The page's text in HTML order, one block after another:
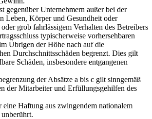
gegenüber Unternehmern außer bei der
Leben, Körper und Gesundheit oder
grob fahrlässigem Verhalten des Betreibers
typischerweise vorhersehbaren
Übrigen der Höhe nach auf die
Durchschnittsschäden begrenzt. Dies gilt
Schäden, insbesondere entgangenen
der Absätze a bis c gilt sinngemäß
der Mitarbeiter und Erfüllungsgehilfen des
eine Haftung aus zwingendem nationalem